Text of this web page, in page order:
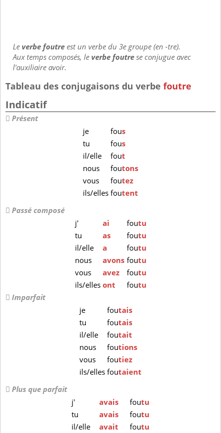
Leverbe foutreest un verbe du 3e groupe (en -tre).
Aux temps composés, leverbe foutrese conjugue avec
l'auxiliaire avoir.
Tableau des conjugaisons du verbe foutre
Indicatif
Présent
je
fous
tu
fous
il/elle
fout
nous
foutons
vous
foutez
ils/ellesfoutent
Passé composé
j'
ai foutu
tu
as foutu
il/elle
a foutu
nous
avons foutu
vous
avez foutu
ils/elles ont foutu
Imparfait
je
foutais
tu
foutais
il/elle
foutait
nous
foutions
vous
foutiez
ils/ellesfoutaient
Plus que parfait
j'
avais foutu
tu
avais foutu
il/elle
avait foutu